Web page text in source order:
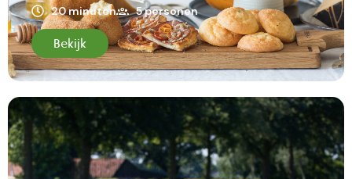
20 minuten
5 personen
Bekijk